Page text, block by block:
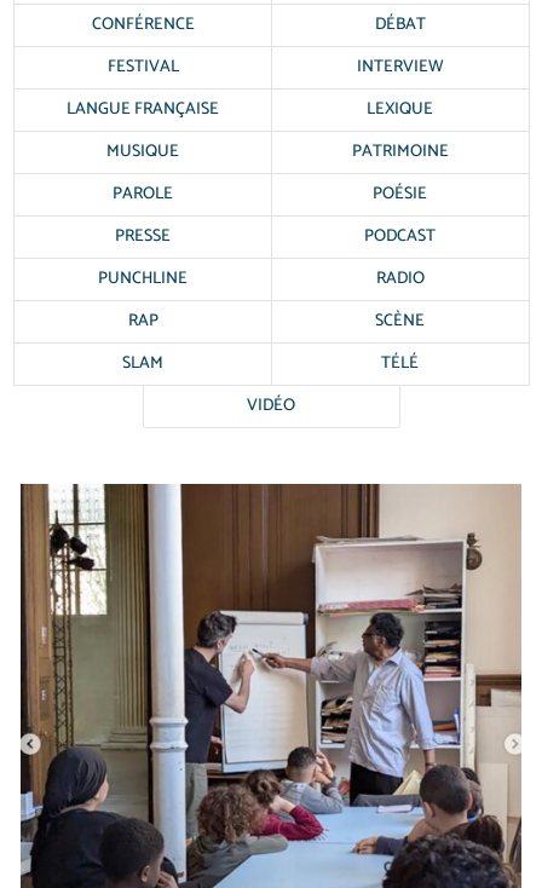
CONFÉRENCE
DÉBAT
FESTIVAL
INTERVIEW
LANGUE FRANÇAISE
LEXIQUE
MUSIQUE
PATRIMOINE
PAROLE
POÉSIE
PRESSE
PODCAST
PUNCHLINE
RADIO
RAP
SCÈNE
SLAM
TÉLÉ
VIDÉO